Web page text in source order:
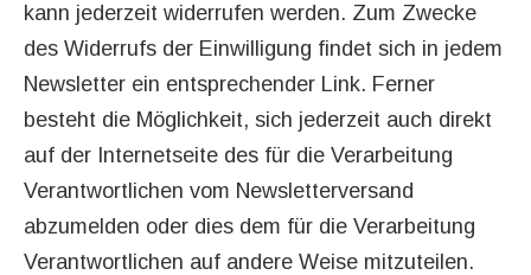
kann jederzeit widerrufen werden. Zum Zwecke
des Widerrufs der Einwilligung findet sich in jedem
Newsletter ein entsprechender Link. Ferner
besteht die Möglichkeit, sich jederzeit auch direkt
auf der Internetseite des für die Verarbeitung
Verantwortlichen vom Newsletterversand
abzumelden oder dies dem für die Verarbeitung
Verantwortlichen auf andere Weise mitzuteilen.